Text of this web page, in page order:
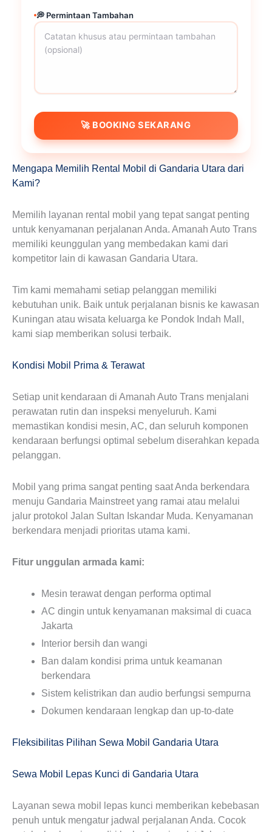
💭 Permintaan Tambahan
🚀 BOOKING SEKARANG
Mengapa Memilih Rental Mobil di Gandaria Utara dari
Kami?
Memilih layanan rental mobil yang tepat sangat penting
untuk kenyamanan perjalanan Anda. Amanah Auto Trans
memiliki keunggulan yang membedakan kami dari
kompetitor lain di kawasan Gandaria Utara.
Tim kami memahami setiap pelanggan memiliki
kebutuhan unik. Baik untuk perjalanan bisnis ke kawasan
Kuningan atau wisata keluarga ke Pondok Indah Mall,
kami siap memberikan solusi terbaik.
Kondisi Mobil Prima & Terawat
Setiap unit kendaraan di Amanah Auto Trans menjalani
perawatan rutin dan inspeksi menyeluruh. Kami
memastikan kondisi mesin, AC, dan seluruh komponen
kendaraan berfungsi optimal sebelum diserahkan kepada
pelanggan.
Mobil yang prima sangat penting saat Anda berkendara
menuju Gandaria Mainstreet yang ramai atau melalui
jalur protokol Jalan Sultan Iskandar Muda. Kenyamanan
berkendara menjadi prioritas utama kami.
Fitur unggulan armada kami:
Mesin terawat dengan performa optimal
AC dingin untuk kenyamanan maksimal di cuaca
Jakarta
Interior bersih dan wangi
Ban dalam kondisi prima untuk keamanan
berkendara
Sistem kelistrikan dan audio berfungsi sempurna
Dokumen kendaraan lengkap dan up-to-date
Fleksibilitas Pilihan Sewa Mobil Gandaria Utara
Sewa Mobil Lepas Kunci di Gandaria Utara
Layanan sewa mobil lepas kunci memberikan kebebasan
penuh untuk mengatur jadwal perjalanan Anda. Cocok